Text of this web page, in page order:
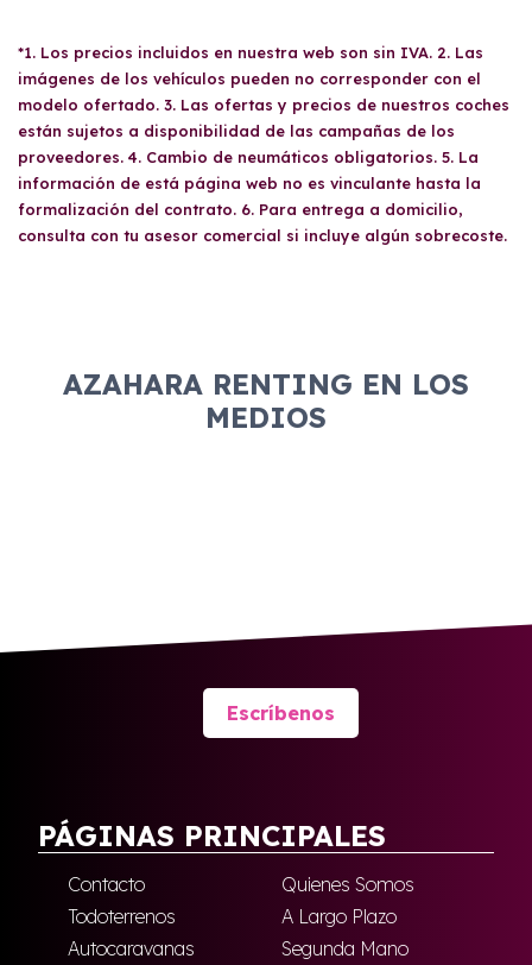
*1. Los precios incluidos en nuestra web son sin IVA. 2. Las
imágenes de los vehículos pueden no corresponder con el
modelo ofertado. 3. Las ofertas y precios de nuestros coches
están sujetos a disponibilidad de las campañas de los
proveedores. 4. Cambio de neumáticos obligatorios. 5. La
información de está página web no es vinculante hasta la
formalización del contrato. 6. Para entrega a domicilio,
consulta con tu asesor comercial si incluye algún sobrecoste.
AZAHARA RENTING EN LOS
MEDIOS
Escríbenos
PÁGINAS PRINCIPALES
Contacto
Quienes Somos
Todoterrenos
A Largo Plazo
Autocaravanas
Segunda Mano